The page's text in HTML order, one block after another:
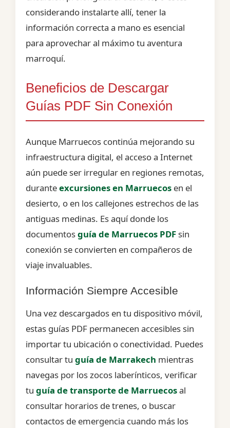
considerando instalarte allí, tener la
información correcta a mano es esencial
para aprovechar al máximo tu aventura
marroquí.
Beneficios de Descargar
Guías PDF Sin Conexión
Aunque Marruecos continúa mejorando su
infraestructura digital, el acceso a Internet
aún puede ser irregular en regiones remotas,
duranteexcursiones en Marruecos en el
desierto, o en los callejones estrechos de las
antiguas medinas. Es aquí donde los
documentosguía de Marruecos PDF sin
conexión se convierten en compañeros de
viaje invaluables.
Información Siempre Accesible
Una vez descargados en tu dispositivo móvil,
estas guías PDF permanecen accesibles sin
importar tu ubicación o conectividad. Puedes
consultar tu guía de Marrakech mientras
navegas por los zocos laberínticos, verificar
tu guía de transporte de Marruecosal
consultar horarios de trenes, o buscar
contactos de emergencia cuando más los